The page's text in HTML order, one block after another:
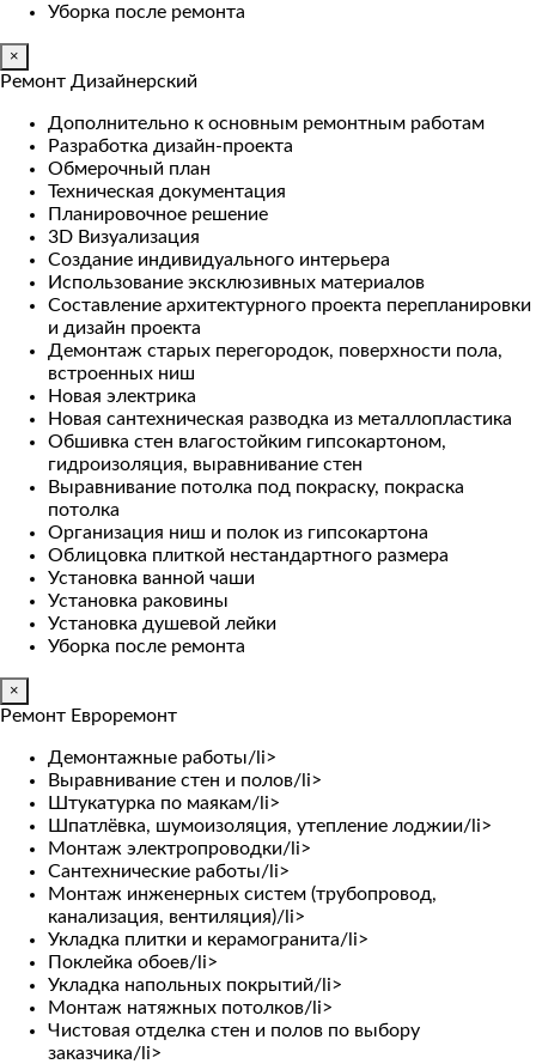
Уборка после ремонта
×
Ремонт Дизайнерский
Дополнительно к основным ремонтным работам
Разработка дизайн-проекта
Обмерочный план
Техническая документация
Планировочное решение
3D Визуализация
Создание индивидуального интерьера
Использование эксклюзивных материалов
Составление архитектурного проекта перепланировки
и дизайн проекта
Демонтаж старых перегородок, поверхности пола,
встроенных ниш
Новая электрика
Новая сантехническая разводка из металлопластика
Обшивка стен влагостойким гипсокартоном,
гидроизоляция, выравнивание стен
Выравнивание потолка под покраску, покраска
потолка
Организация ниш и полок из гипсокартона
Облицовка плиткой нестандартного размера
Установка ванной чаши
Установка раковины
Установка душевой лейки
Уборка после ремонта
×
Ремонт Евроремонт
Демонтажные работы/li>
Выравнивание стен и полов/li>
Штукатурка по маякам/li>
Шпатлёвка, шумоизоляция, утепление лоджии/li>
Монтаж электропроводки/li>
Сантехнические работы/li>
Монтаж инженерных систем (трубопровод,
канализация, вентиляция)/li>
Укладка плитки и керамогранита/li>
Поклейка обоев/li>
Укладка напольных покрытий/li>
Монтаж натяжных потолков/li>
Чистовая отделка стен и полов по выбору
заказчика/li>